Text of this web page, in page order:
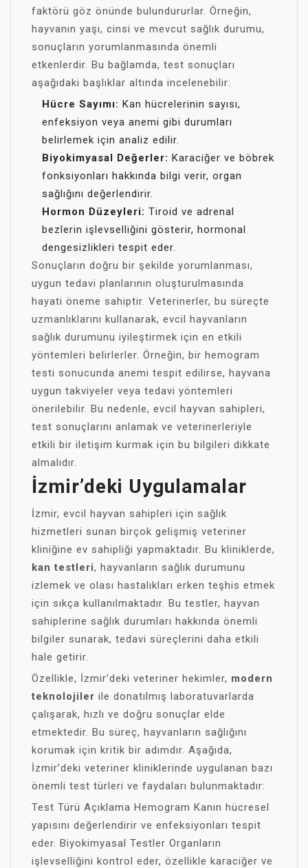
faktörü göz önünde bulundururlar. Örneğin,
hayvanın yaşı, cinsi ve mevcut sağlık durumu,
sonuçların yorumlanmasında önemli
etkenlerdir. Bu bağlamda, test sonuçları
aşağıdaki başlıklar altında incelenebilir:
Hücre Sayımı: Kan hücrelerinin sayısı,
enfeksiyon veya anemi gibi durumları
belirlemek için analiz edilir.
Biyokimyasal Değerler: Karaciğer ve böbrek
fonksiyonları hakkında bilgi verir, organ
sağlığını değerlendirir.
Hormon Düzeyleri: Tiroid ve adrenal
bezlerin işlevselliğini gösterir, hormonal
dengesizlikleri tespit eder.
Sonuçların doğru bir şekilde yorumlanması,
uygun tedavi planlarının oluşturulmasında
hayati öneme sahiptir. Veterinerler, bu süreçte
uzmanlıklarını kullanarak, evcil hayvanların
sağlık durumunu iyileştirmek için en etkili
yöntemleri belirlerler. Örneğin, bir hemogram
testi sonucunda anemi tespit edilirse, hayvana
uygun takviyeler veya tedavi yöntemleri
önerilebilir. Bu nedenle, evcil hayvan sahipleri,
test sonuçlarını anlamak ve veterinerleriyle
etkili bir iletişim kurmak için bu bilgileri dikkate
almalıdır.
İzmir’deki Uygulamalar
İzmir, evcil hayvan sahipleri için sağlık
hizmetleri sunan birçok gelişmiş veteriner
kliniğine ev sahipliği yapmaktadır. Bu kliniklerde,
kan testleri, hayvanların sağlık durumunu
izlemek ve olası hastalıkları erken teşhis etmek
için sıkça kullanılmaktadır. Bu testler, hayvan
sahiplerine sağlık durumları hakkında önemli
bilgiler sunarak, tedavi süreçlerini daha etkili
hale getirir.
Özellikle, İzmir’deki veteriner hekimler, modern
teknolojiler ile donatılmış laboratuvarlarda
çalışarak, hızlı ve doğru sonuçlar elde
etmektedir. Bu süreç, hayvanların sağlığını
korumak için kritik bir adımdır. Aşağıda,
İzmir’deki veteriner kliniklerinde uygulanan bazı
önemli test türleri ve faydaları bulunmaktadır:
Test Türü Açıklama Hemogram Kanın hücresel
yapısını değerlendirir ve enfeksiyonları tespit
eder. Biyokimyasal Testler Organların
işlevselliğini kontrol eder, özellikle karaciğer ve